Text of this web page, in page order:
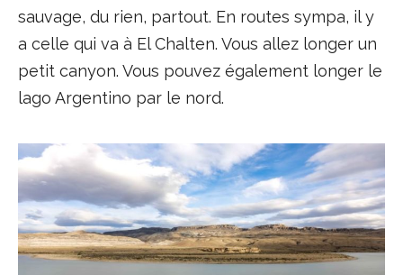
sauvage, du rien, partout. En routes sympa, il y
a celle qui va à El Chalten. Vous allez longer un
petit canyon. Vous pouvez également longer le
lago Argentino par le nord.